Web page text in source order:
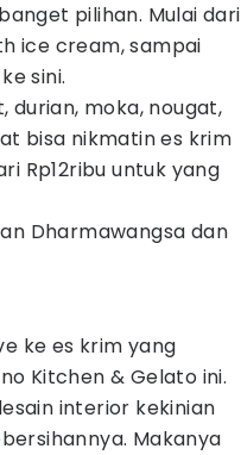
pilihan. Mulai dari
ice cream, sampai
sini.
durian, moka, nougat,
bisa nikmatin es krim
Rp12ribu untuk yang
Dharmawangsa dan
ke es krim yang
Kitchen & Gelato ini.
interior kekinian
Makanya